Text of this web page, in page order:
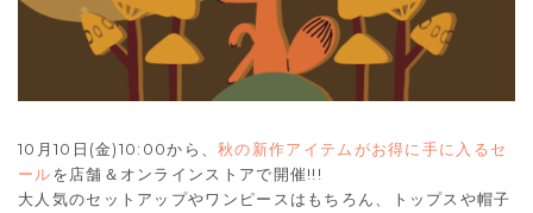
10月10日(金)10:00から、秋の新作アイテムがお得に手に入るセ
ールを店舗＆オンラインストアで開催!!!
大人気のセットアップやワンピースはもちろん、トップスや帽子